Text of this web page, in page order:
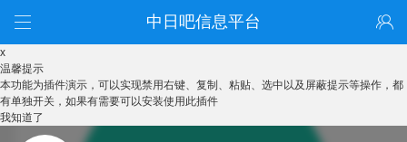
中日吧信息平台
x
温馨提示
本功能为插件演示，可以实现禁用右键、复制、粘贴、选中以及屏蔽提示等操作，都
有单独开关，如果有需要可以安装使用此插件
我知道了